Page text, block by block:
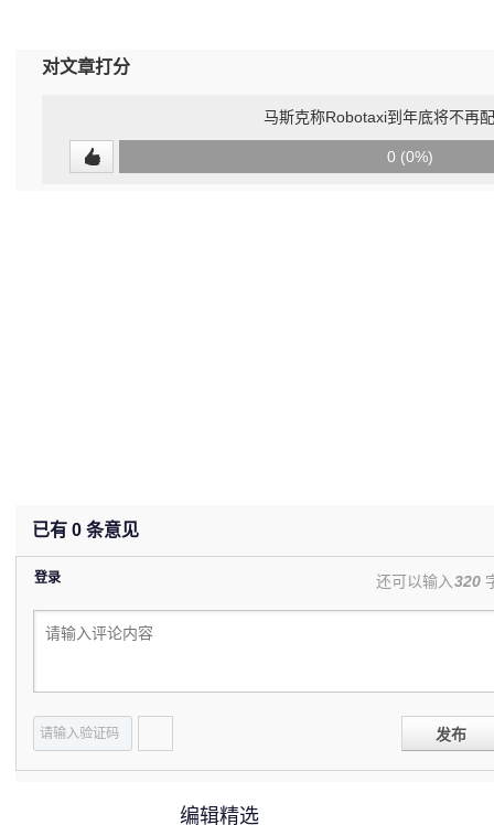
对文章打分
马斯克称Robotaxi到年底将不再
0 (0%)
已有 0 条意见
登录 还可以输入320
发布
编辑精选